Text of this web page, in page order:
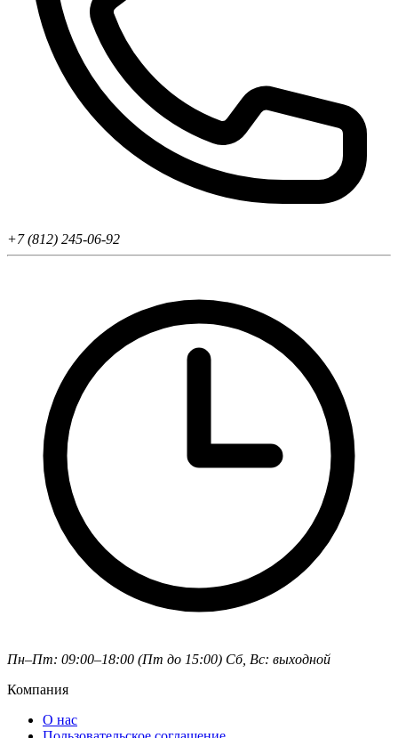
+7 (812) 245-06-92
Пн–Пт: 09:00–18:00 (Пт до 15:00) Сб, Вс: выходной
Компания
О нас